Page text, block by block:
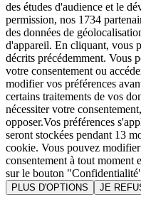
des études d'audience et le
permission, nos 1734
des données de
d'appareil. En cliquant, vous
décrits précédemment. Vous
votre consentement ou
modifier vos préférences
certains traitements de vos
nécessiter votre
opposer.Vos préférences
seront stockées pendant 13
cookie. Vous pouvez
consentement à tout moment
sur le bouton
PLUS D'OPTIONS JE